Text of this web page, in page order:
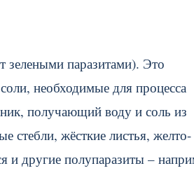
зелеными паразитами). Это
необходимые для процесса
получающий воду и соль из
стебли, жёсткие листья, желто-
и другие полупаразиты –